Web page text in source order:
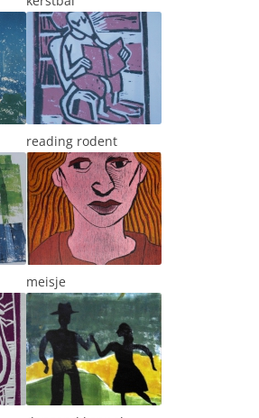
reading rodent
meisje